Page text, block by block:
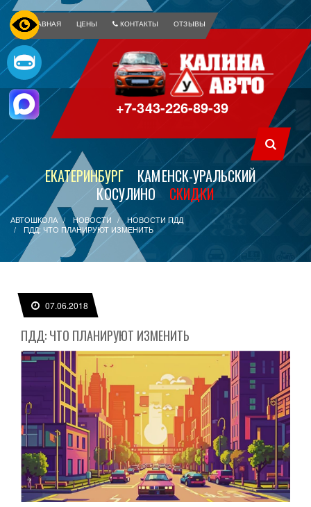
ГЛАВНАЯ ЦЕНЫ КОНТАКТЫ ОТЗЫВЫ
+7-343-226-89-39
ЕКАТЕРИНБУРГ
КАМЕНСК-УРАЛЬСКИЙ
КОСУЛИНО
СКИДКИ
АВТОШКОЛА НОВОСТИ
НОВОСТИ ПДД
ПДД: ЧТО ПЛАНИРУЮТ ИЗМЕНИТЬ
07.06.2018
ПДД: ЧТО ПЛАНИРУЮТ ИЗМЕНИТЬ